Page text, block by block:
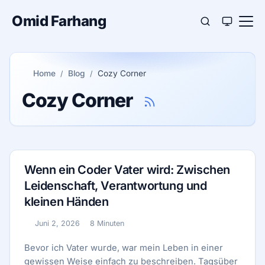
Omid Farhang
Home Blog Cozy Corner
Cozy Corner
Wenn ein Coder Vater wird: Zwischen
Leidenschaft, Verantwortung und
kleinen Händen
Veröffentlicht:
Juni 2, 2026
Lesezeit:
8 Minuten
Bevor ich Vater wurde, war mein Leben in einer
gewissen Weise einfach zu beschreiben. Tagsüber